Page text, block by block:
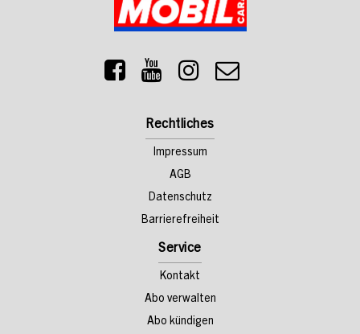
Rechtliches
Impressum
AGB
Datenschutz
Barrierefreiheit
Service
Kontakt
Abo verwalten
Abo kündigen